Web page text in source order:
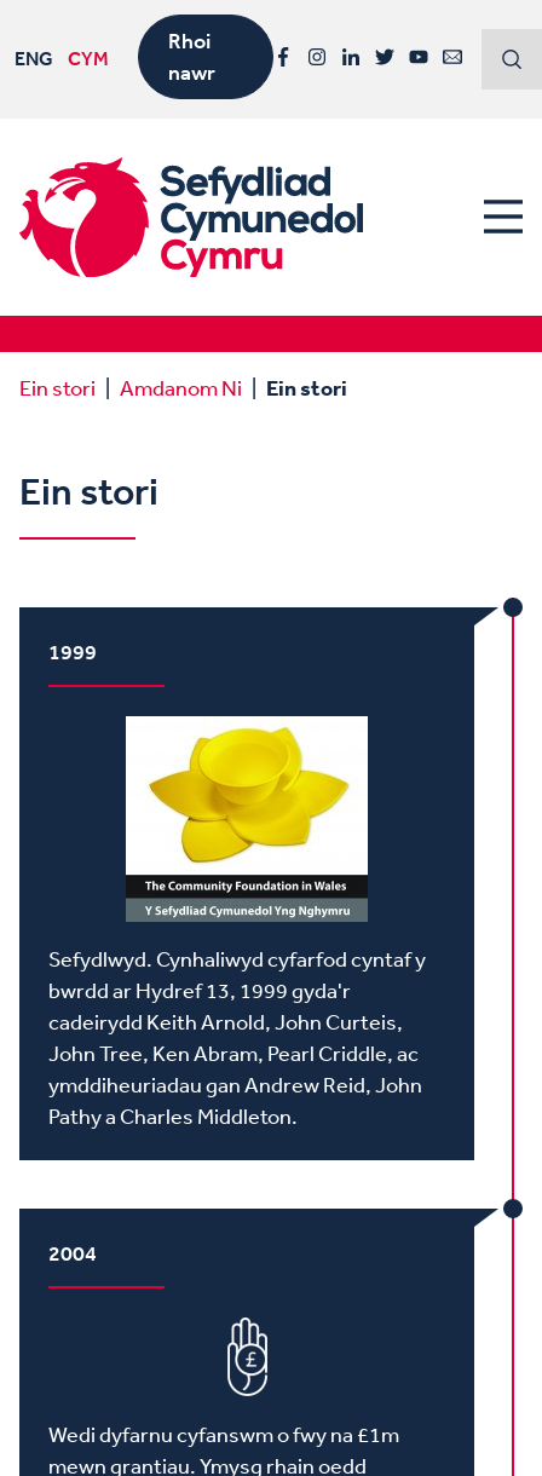
ENG CYM
Rhoi
nawr
Ein stori Amdanom Ni Ein stori
Ein stori
1999
Sefydlwyd. Cynhaliwyd cyfarfod cyntaf y
bwrdd ar Hydref 13, 1999 gyda'r
cadeirydd Keith Arnold, John Curteis,
John Tree, Ken Abram, Pearl Criddle, ac
ymddiheuriadau gan Andrew Reid, John
Pathy a Charles Middleton.
2004
Wedi dyfarnu cyfanswm o fwy na £1m
mewn grantiau. Ymysg rhain oedd